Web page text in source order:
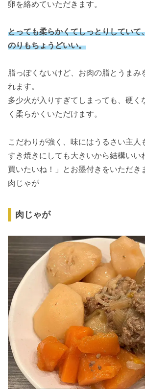
卵を絡めていただきます。
とっても柔らかくてしっとりしていて
のりもちょうどいい。
脂っぽくないけど、お肉の脂とうまみ
れます。
多少火が入りすぎてしまっても、硬く
く柔らかくいただけます。
こだわりが強く、味にはうるさい主人
すき焼きにしても大きいから結構いい
買いたいね！」とお墨付きをいただき
肉じゃが
肉じゃが